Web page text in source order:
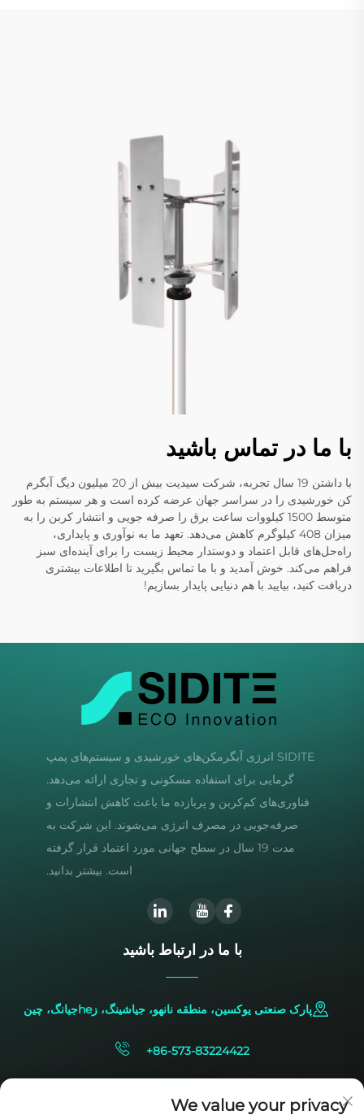
با ما در تماس باشید
با داشتن 19 سال تجربه، شرکت سیدیت بیش از 20 میلیون دیگ آبگرم
کن خورشیدی را در سراسر جهان عرضه کرده است و هر سیستم به طور
متوسط 1500 کیلووات ساعت برق را صرفه جویی و انتشار کربن را به
میزان 408 کیلوگرم کاهش می‌دهد. تعهد ما به نوآوری و پایداری،
راه‌حل‌های قابل اعتماد و دوستدار محیط زیست را برای آینده‌ای سبز
فراهم می‌کند. خوش آمدید و با ما تماس بگیرید تا اطلاعات بیشتری
دریافت کنید، بیایید با هم دنیایی پایدار بسازیم!
SIDITE انرژی آبگرمکن‌های خورشیدی و سیستم‌های پمپ
گرمایی برای استفاده مسکونی و تجاری ارائه می‌دهد.
فناوری‌های کم‌کربن و پربازده ما باعث کاهش انتشارات و
صرفه‌جویی در مصرف انرژی می‌شوند. این شرکت به
مدت 19 سال در سطح جهانی مورد اعتماد قرار گرفته
است. بیشتر بدانید.
با ما در ارتباط باشید
پارک صنعتی یوکسین، منطقه نانهو، جیاشینگ، زheجیانگ، چین
+86-573-83224422
We value your privacy